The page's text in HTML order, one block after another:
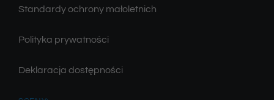
Standardy ochrony małoletnich
Polityka prywatności
Deklaracja dostępności